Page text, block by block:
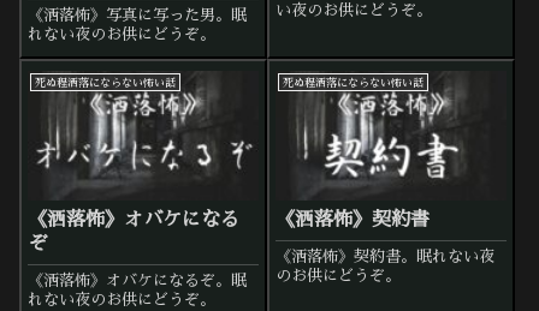
《洒落怖》写真に写った男。眠
れない夜のお供にどうぞ。
い夜のお供にどうぞ。
死ぬ程洒落にならない怖い話
《洒落怖》オバケになる
ぞ
《洒落怖》オバケになるぞ。眠
れない夜のお供にどうぞ。
死ぬ程洒落にならない怖い話
《洒落怖》契約書
《洒落怖》契約書。眠れない夜
のお供にどうぞ。